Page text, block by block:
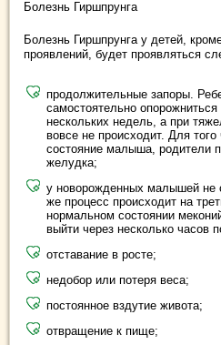
Болезнь Гиршпрунга
Болезнь Гиршпрунга у детей,
проявлений, будет проявляться
продолжительные запоры.
самостоятельно
нескольких недель, а при
вовсе не происходит. Для того
состояние малыша, родители
желудка;
у новорожденных малышей не
же процесс происходит на
нормальном состоянии
выйти через несколько часов
отставание в росте;
недобор или потеря веса;
постоянное вздутие живота;
отвращение к пище;